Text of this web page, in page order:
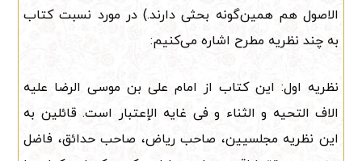
الاصول هم همین‌گونه بحثی دارند.) در مورد نسبت کتاب
به چند نظریه مطرح اشاره می‌کنیم:
نظریه اول: این کتاب از امام علی بن موسی الرضا علیه
الاف التحیه و الثناء و فی غایه الإعتبار است. قائلین به
این نظریه مجلسیین، صاحب ریاض، صاحب حدائق، فاضل